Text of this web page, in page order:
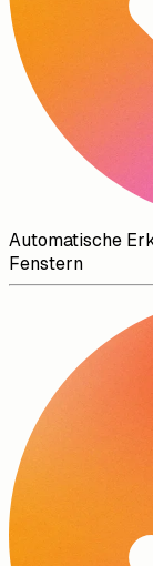
Automatische
Fenstern